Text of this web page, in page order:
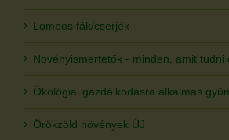
Lombos fák/cserjék
Növényismertetők - minden, amit tudni
Ökológiai gazdálkodásra alkalmas
Örökzöld növények ÚJ